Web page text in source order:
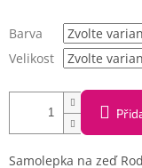
Barva
Velikost
Samolepka na zeď